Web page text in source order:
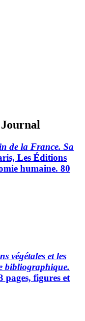
de la France. Sa
Les Éditions
humaine. 80
végétales et les
bibliographique.
pages, figures et